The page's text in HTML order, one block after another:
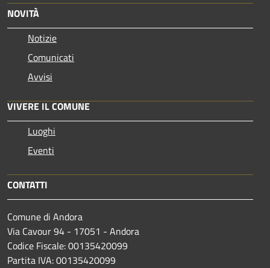
NOVITÀ
Notizie
Comunicati
Avvisi
VIVERE IL COMUNE
Luoghi
Eventi
CONTATTI
Comune di Andora
Via Cavour 94 - 17051 - Andora
Codice Fiscale: 00135420099
Partita IVA: 00135420099